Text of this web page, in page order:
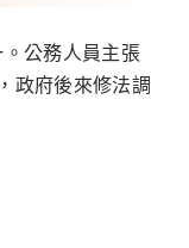
公務人員主張
政府後來修法調